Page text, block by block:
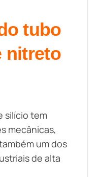
tubo
nitreto
silício tem
mecânicas,
um dos
de alta